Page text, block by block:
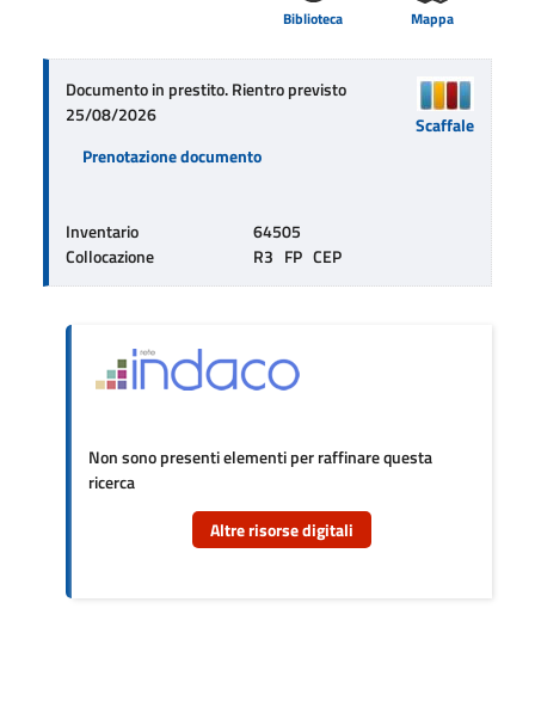
Mappa
Biblioteca
Documento in prestito. Rientro previsto
25/08/2026
Prenotazione documento
Inventario
64505
Collocazione
R3   FP   CEP
Scaffale
Non sono presenti elementi per raffinare questa
ricerca
Altre risorse digitali